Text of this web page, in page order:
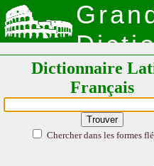
Latin
Dictionnaire
Français
Chercher dans les formes